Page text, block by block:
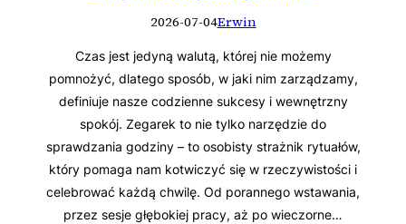
2026-07-04Erwin
Czas jest jedyną walutą, której nie możemy
pomnożyć, dlatego sposób, w jaki nim zarządzamy,
definiuje nasze codzienne sukcesy i wewnętrzny
spokój. Zegarek to nie tylko narzędzie do
sprawdzania godziny – to osobisty strażnik rytuałów,
który pomaga nam kotwiczyć się w rzeczywistości i
celebrować każdą chwilę. Od porannego wstawania,
przez sesje głębokiej pracy, aż po wieczorne…